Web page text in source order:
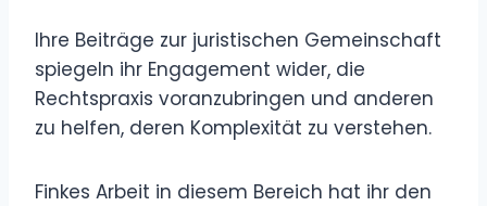
Ihre Beiträge zur juristischen Gemeinschaft
spiegeln ihr Engagement wider, die
Rechtspraxis voranzubringen und anderen
zu helfen, deren Komplexität zu verstehen.
Finkes Arbeit in diesem Bereich hat ihr den